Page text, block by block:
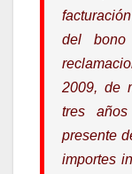
del
2009, de
tres
presente
importes